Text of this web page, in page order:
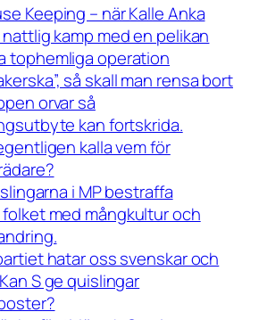
Keeping – när Kalle Anka
kamp med en pelikan
tophemliga operation
så skall man rensa bort
orvar så
kan fortskrida.
kalla vem för
i MP bestraffa
med mångkultur och
hatar oss svenskar och
S ge quislingar